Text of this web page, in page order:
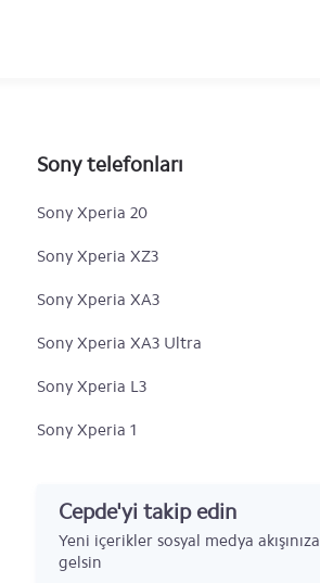
Sony telefonları
Sony Xperia 20
Sony Xperia XZ3
Sony Xperia XA3
Sony Xperia XA3 Ultra
Sony Xperia L3
Sony Xperia 1
Sony Xperia 10
Sony Xperia XZ
Cepde'yi takip edin
Yeni içerikler sosyal medya akışınıza
gelsin